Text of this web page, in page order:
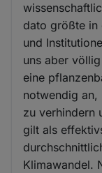
dato größte in
und
uns aber
eine
notwendig an,
zu verhindern
gilt als
Klimawandel.